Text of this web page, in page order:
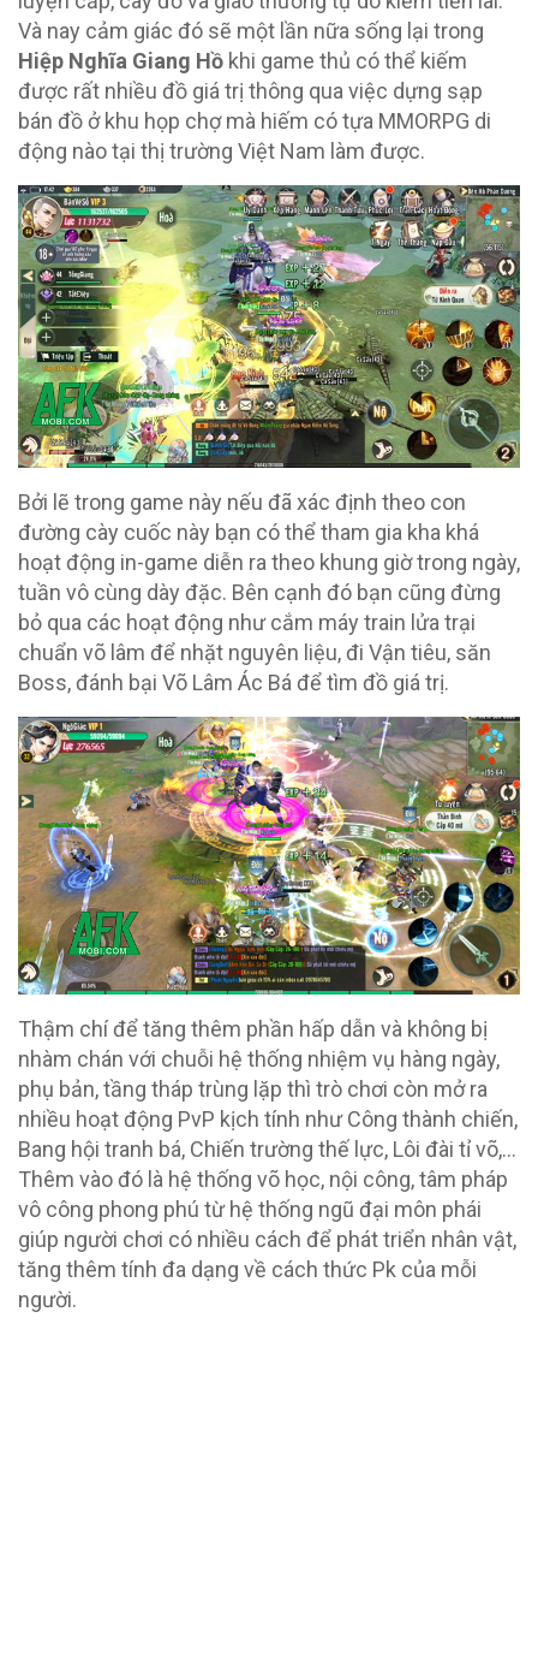
Và nay cảm giác đó sẽ một lần nữa sống lại trong
Hiệp Nghĩa Giang Hồ khi game thủ có thể kiếm
được rất nhiều đồ giá trị thông qua việc dựng sạp
bán đồ ở khu họp chợ mà hiếm có tựa MMORPG di
động nào tại thị trường Việt Nam làm được.
Bởi lẽ trong game này nếu đã xác định theo con
đường cày cuốc này bạn có thể tham gia kha khá
hoạt động in-game diễn ra theo khung giờ trong ngày,
tuần vô cùng dày đặc. Bên cạnh đó bạn cũng đừng
bỏ qua các hoạt động như cắm máy train lửa trại
chuẩn võ lâm để nhặt nguyên liệu, đi Vận tiêu, săn
Boss, đánh bại Võ Lâm Ác Bá để tìm đồ giá trị.
Thậm chí để tăng thêm phần hấp dẫn và không bị
nhàm chán với chuỗi hệ thống nhiệm vụ hàng ngày,
phụ bản, tầng tháp trùng lặp thì trò chơi còn mở ra
nhiều hoạt động PvP kịch tính như Công thành chiến,
Bang hội tranh bá, Chiến trường thế lực, Lôi đài tỉ võ,…
Thêm vào đó là hệ thống võ học, nội công, tâm pháp
vô công phong phú từ hệ thống ngũ đại môn phái
giúp người chơi có nhiều cách để phát triển nhân vật,
tăng thêm tính đa dạng về cách thức Pk của mỗi
người.